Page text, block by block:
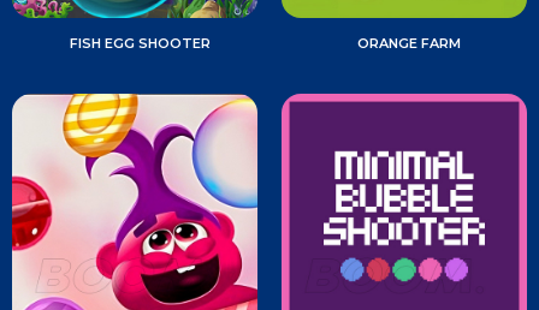
FISH EGG SHOOTER ORANGE FARM